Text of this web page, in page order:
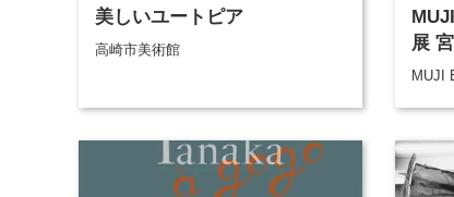
美しいユートピア
高崎市美術館
展
MUJI